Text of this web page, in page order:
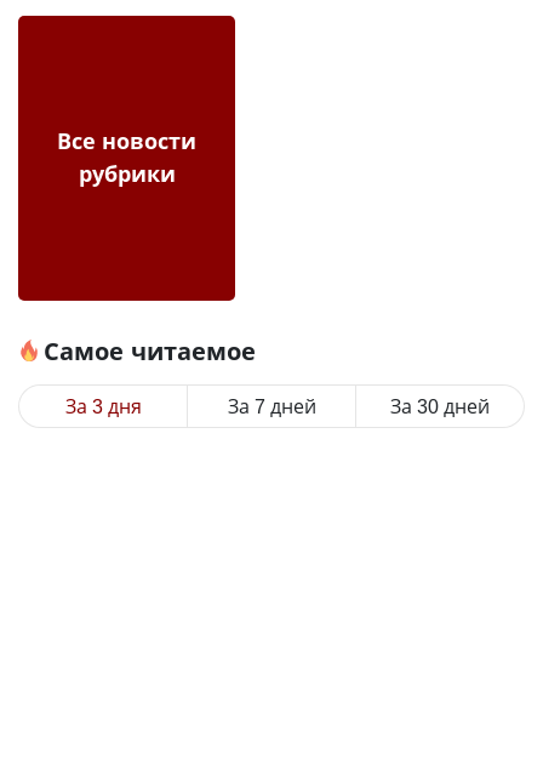
Все новости
рубрики
Самое читаемое
За 3 дня За 7 дней За 30 дней